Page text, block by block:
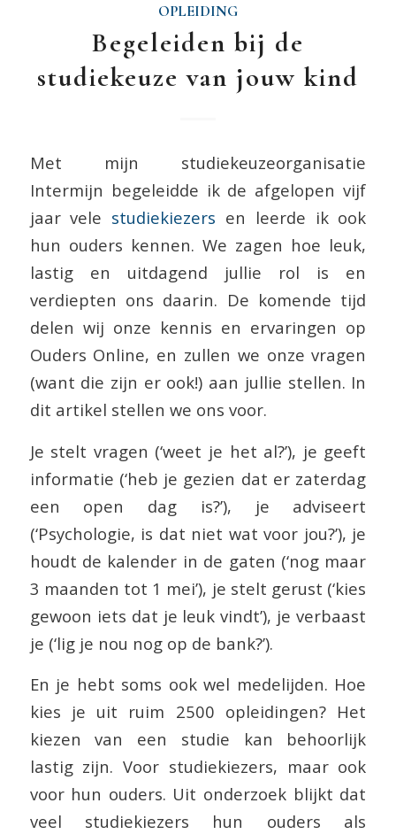
OPLEIDING
Begeleiden bij de
studiekeuze van jouw kind
Met mijn studiekeuzeorganisatie
Intermijn begeleidde ik de afgelopen vijf
jaar vele studiekiezers en leerde ik ook
hun ouders kennen. We zagen hoe leuk,
lastig en uitdagend jullie rol is en
verdiepten ons daarin. De komende tijd
delen wij onze kennis en ervaringen op
Ouders Online, en zullen we onze vragen
(want die zijn er ook!) aan jullie stellen. In
dit artikel stellen we ons voor.
Je stelt vragen (‘weet je het al?’), je geeft
informatie (‘heb je gezien dat er zaterdag
een open dag is?’), je adviseert
(‘Psychologie, is dat niet wat voor jou?’), je
houdt de kalender in de gaten (‘nog maar
3 maanden tot 1 mei’), je stelt gerust (‘kies
gewoon iets dat je leuk vindt’), je verbaast
je (‘lig je nou nog op de bank?’).
En je hebt soms ook wel medelijden. Hoe
kies je uit ruim 2500 opleidingen? Het
kiezen van een studie kan behoorlijk
lastig zijn. Voor studiekiezers, maar ook
voor hun ouders. Uit onderzoek blijkt dat
veel studiekiezers hun ouders als